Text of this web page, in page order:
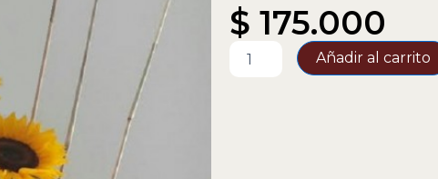
$ 175.000
Añadir al carrito